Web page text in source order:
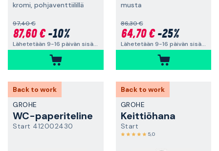
kromi, pohjaventtiilillä
97,40 €
87,60 €-10%
Lähetetään 9-16 päivän sisällä
musta
86,30 €
64,70 €-25%
Lähetetään 9-16 päivän sisällä
Back to work
GROHE
WC-paperiteline
Start 412002430
Back to work
GROHE
Keittiöhana
Start
5,0